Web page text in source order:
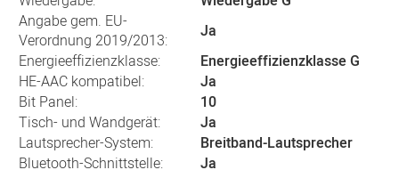
Angabe gem. EU-
Verordnung 2019/2013:
Ja
Energieeffizienzklasse:
Energieeffizienzklasse G
HE-AAC kompatibel:
Ja
Bit Panel:
10
Tisch- und Wandgerät:
Ja
Lautsprecher-System:
Breitband-Lautsprecher
Bluetooth-Schnittstelle:
Ja